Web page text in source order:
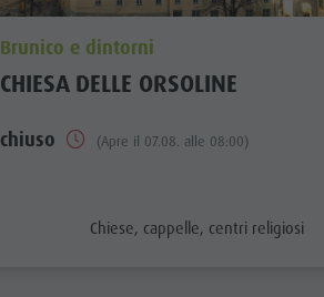
aria.poi_location_prefix
Brunico e dintorni
CHIESA DELLE ORSOLINE
chiuso (Apre il 07.08. alle 08:00)
aria.poi_category_prefix
Chiese, cappelle, centri religiosi